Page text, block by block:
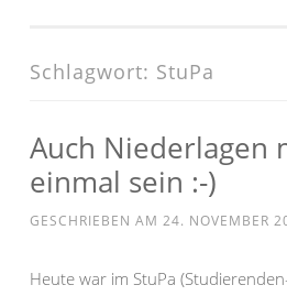
Schlagwort: StuPa
Auch Niederlagen
einmal sein :-)
GESCHRIEBEN AM 24. NOVEMBER
Heute war im StuPa